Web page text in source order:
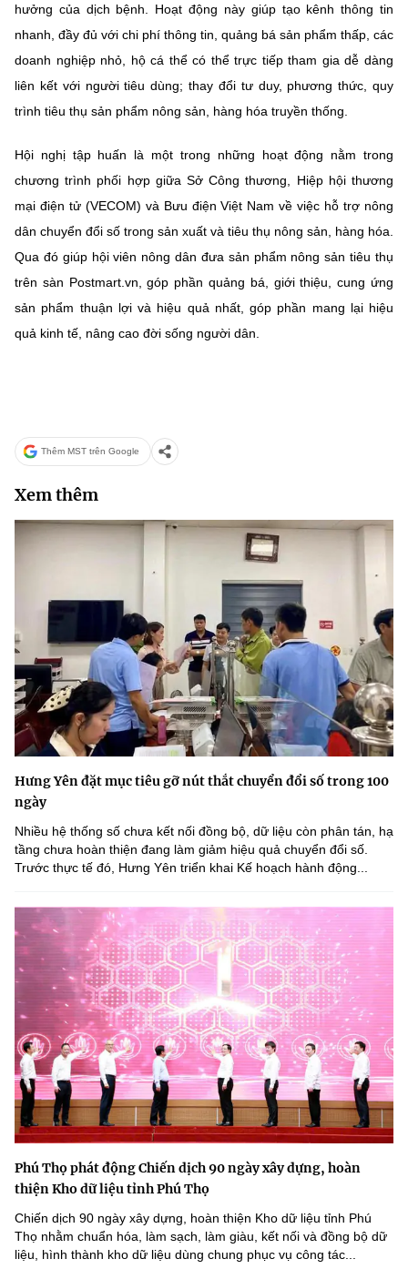
Email: stc@mst.gov.vn
©2026 Bản quyền thuộc Bộ Khoa Học và Công Nghệ
website này)
hưởng của dịch bệnh. Hoạt động này giúp tạo kênh thông tin
nhanh, đầy đủ với chi phí thông tin, quảng bá sản phẩm thấp, các
doanh nghiệp nhỏ, hộ cá thể có thể trực tiếp tham gia dễ dàng
liên kết với người tiêu dùng; thay đổi tư duy, phương thức, quy
trình tiêu thụ sản phẩm nông sản, hàng hóa truyền thống.
Hội nghị tập huấn là một trong những hoạt động nằm trong
chương trình phối hợp giữa Sở Công thương, Hiệp hội thương
mại điện tử (VECOM) và Bưu điện Việt Nam về việc hỗ trợ nông
dân chuyển đổi số trong sản xuất và tiêu thụ nông sản, hàng hóa.
Qua đó giúp hội viên nông dân đưa sản phẩm nông sản tiêu thụ
trên sàn Postmart.vn, góp phần quảng bá, giới thiệu, cung ứng
sản phẩm thuận lợi và hiệu quả nhất, góp phần mang lại hiệu
quả kinh tế, nâng cao đời sống người dân.
Thêm MST trên Google
Xem thêm
Hưng Yên đặt mục tiêu gỡ nút thắt chuyển đổi số trong 100
ngày
Nhiều hệ thống số chưa kết nối đồng bộ, dữ liệu còn phân tán, hạ
tầng chưa hoàn thiện đang làm giảm hiệu quả chuyển đổi số.
Trước thực tế đó, Hưng Yên triển khai Kế hoạch hành động...
Phú Thọ phát động Chiến dịch 90 ngày xây dựng, hoàn
thiện Kho dữ liệu tỉnh Phú Thọ
Chiến dịch 90 ngày xây dựng, hoàn thiện Kho dữ liệu tỉnh Phú
Thọ nhằm chuẩn hóa, làm sạch, làm giàu, kết nối và đồng bộ dữ
liệu, hình thành kho dữ liệu dùng chung phục vụ công tác...